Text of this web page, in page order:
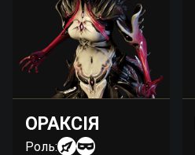
ОРАКСІЯ
Роль: